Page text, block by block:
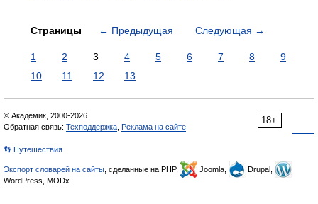
Страницы ← Предыдущая Следующая →
1 2 3 4 5 6 7 8
9
10
11 12 13
18+
© Академик, 2000-2026
Обратная связь: Техподдержка Реклама на сайте
👣 Путешествия
Экспорт словарей на сайты , сделанные на PHP, Joomla,
Drupal,
WordPress, MODx.